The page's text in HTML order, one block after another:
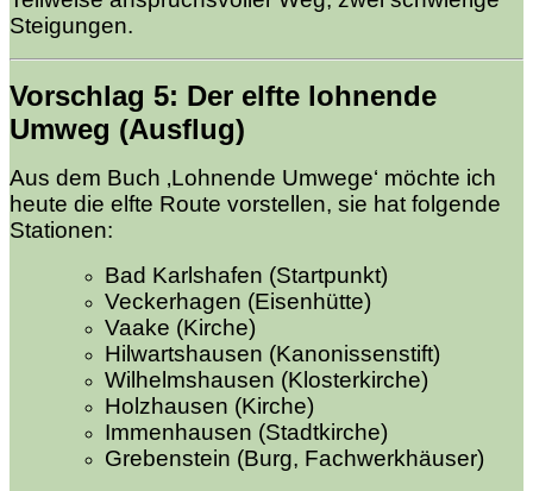
Steigungen.
Vorschlag 5: Der elfte lohnende
Umweg (Ausflug)
Aus dem Buch ‚Lohnende Umwege‘ möchte ich
heute die elfte Route vorstellen, sie hat folgende
Stationen:
Bad Karlshafen (Startpunkt)
Veckerhagen (Eisenhütte)
Vaake (Kirche)
Hilwartshausen (Kanonissenstift)
Wilhelmshausen (Klosterkirche)
Holzhausen (Kirche)
Immenhausen (Stadtkirche)
Grebenstein (Burg, Fachwerkhäuser)